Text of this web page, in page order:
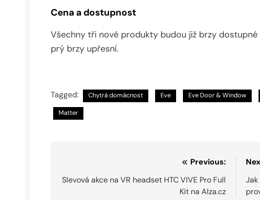
Cena a dostupnost
Všechny tři nové produkty budou již brzy
prý brzy upřesní.
Tagged: Chytrá domácnost Eve Eve Door & Window
Matter
pro
Previous:
Slevová akce na VR headset HTC VIVE Pro Full
Kit na Alza.cz